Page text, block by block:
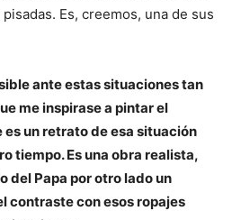
Es, creemos, una de sus
ante estas situaciones tan
me inspirase a pintar el
es un retrato de esa situación
tiempo. Es una obra realista,
del Papa por otro lado un
contraste con esos ropajes